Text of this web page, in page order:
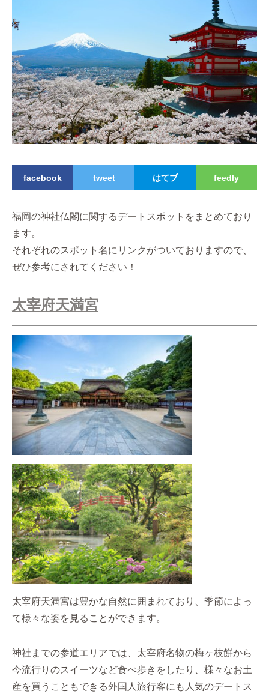
facebook tweet はてブ feedly
福岡の神社仏閣に関するデートスポットをまとめており
ます。
それぞれのスポット名にリンクがついておりますので、
ぜひ参考にされてください！
太宰府天満宮
太宰府天満宮は豊かな自然に囲まれており、季節によっ
て様々な姿を見ることができます。
神社までの参道エリアでは、太宰府名物の梅ヶ枝餅から
今流行りのスイーツなど食べ歩きをしたり、様々なお土
産を買うこともできる外国人旅行客にも人気のデートス